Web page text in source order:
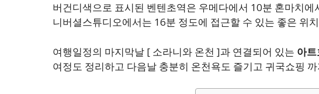
버건디색으로 표시된 벤텐초역은 우메다에서 10분 혼마치
니버셜스튜디오에서는 16분 정도에 접근할 수 있는 좋은 위
여행일정의 마지막날 [ 소라니와 온천 ]과 연결되어 있는 아
여정도 정리하고 다음날 충분히 온천욕도 즐기고 귀국쇼핑